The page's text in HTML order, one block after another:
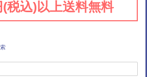
税込)以上送料無料